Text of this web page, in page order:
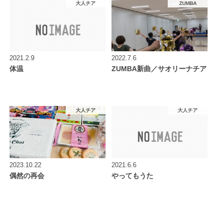
大人チア
2021.2.9
体温
ZUMBA
2022.7.6
ZUMBA新曲／サオリーナチア
大人チア
2023.10.22
偶然の再会
大人チア
2021.6.6
やってもうた